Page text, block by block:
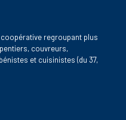
coopérative regroupant plus
couvreurs,
et cuisinistes (du 37,